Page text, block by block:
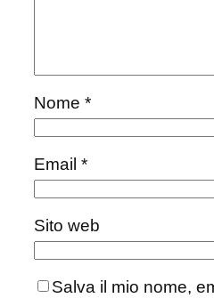
Nome *
Email *
Sito web
Salva il mio nome,